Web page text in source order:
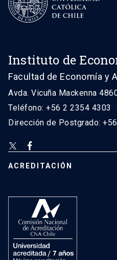
Instituto de
Facultad de Economía y
Avda. Vicuña Mackenna
Teléfono: +56 2 2354 4303
Dirección de Postgrado:
ACREDITACIÓN